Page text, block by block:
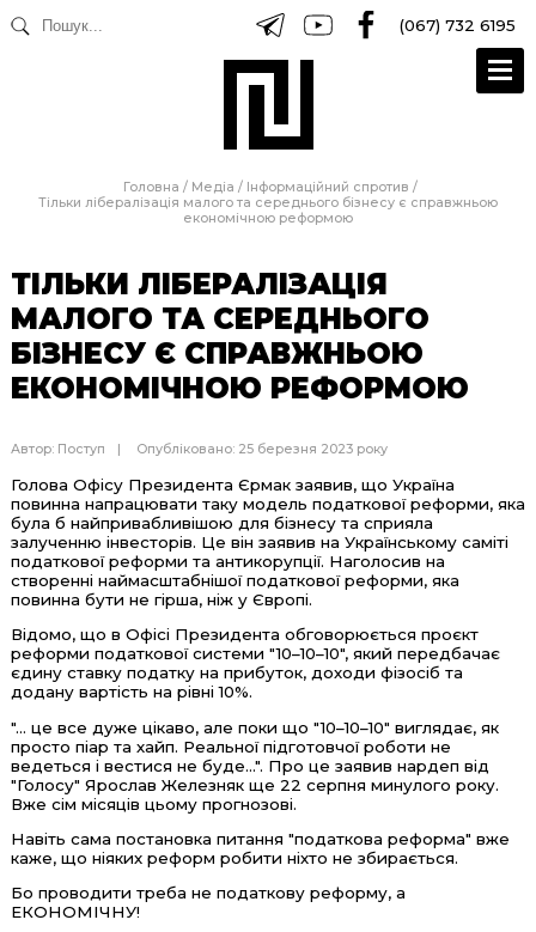
(067) 732 6195
Головна / Медіа / Інформаційний спротив /
Тільки лібералізація малого та середнього бізнесу є справжньою
економічною реформою
ТІЛЬКИ ЛІБЕРАЛІЗАЦІЯ
МАЛОГО ТА СЕРЕДНЬОГО
БІЗНЕСУ Є СПРАВЖНЬОЮ
ЕКОНОМІЧНОЮ РЕФОРМОЮ
Автор: Поступ Опубліковано: 25 березня 2023 року
Голова Офісу Президента Єрмак заявив, що Україна
повинна напрацювати таку модель податкової реформи, яка
була б найпривабливішою для бізнесу та сприяла
залученню інвесторів. Це він заявив на Українському саміті
податкової реформи та антикорупції. Наголосив на
створенні наймасштабнішої податкової реформи, яка
повинна бути не гірша, ніж у Європі.
Відомо, що в Офісі Президента обговорюється проєкт
реформи податкової системи "10–10–10", який передбачає
єдину ставку податку на прибуток, доходи фізосіб та
додану вартість на рівні 10%.
"... це все дуже цікаво, але поки що "10–10–10" виглядає, як
просто піар та хайп. Реальної підготовчої роботи не
ведеться і вестися не буде...". Про це заявив нардеп від
"Голосу" Ярослав Железняк ще 22 серпня минулого року.
Вже сім місяців цьому прогнозові.
Навіть сама постановка питання "податкова реформа" вже
каже, що ніяких реформ робити ніхто не збирається.
Бо проводити треба не податкову реформу, а
ЕКОНОМІЧНУ!